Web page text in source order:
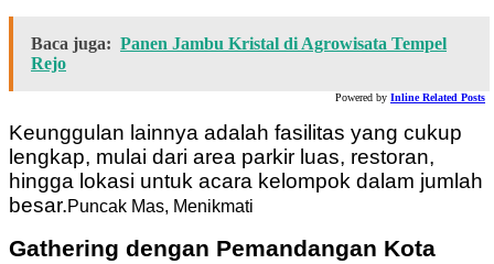
Baca juga: Panen Jambu Kristal di Agrowisata Tempel
Rejo
Powered by Inline Related Posts
Keunggulan lainnya adalah fasilitas yang cukup
lengkap, mulai dari area parkir luas, restoran,
hingga lokasi untuk acara kelompok dalam jumlah
besar.Puncak Mas, Menikmati
Gathering dengan Pemandangan Kota